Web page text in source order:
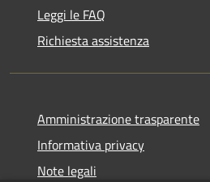
Leggi le FAQ
Richiesta assistenza
Amministrazione trasparente
Informativa privacy
Note legali